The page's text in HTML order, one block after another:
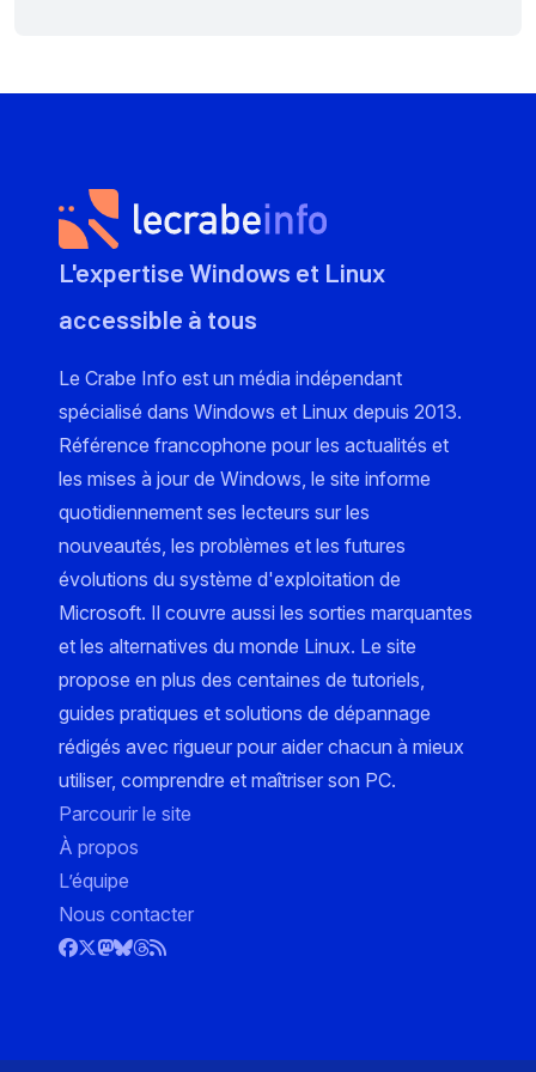
L'expertise Windows et Linux
accessible à tous
Le Crabe Info est un média indépendant
spécialisé dans Windows et Linux depuis 2013.
Référence francophone pour les actualités et
les mises à jour de Windows, le site informe
quotidiennement ses lecteurs sur les
nouveautés, les problèmes et les futures
évolutions du système d'exploitation de
Microsoft. Il couvre aussi les sorties marquantes
et les alternatives du monde Linux. Le site
propose en plus des centaines de tutoriels,
guides pratiques et solutions de dépannage
rédigés avec rigueur pour aider chacun à mieux
utiliser, comprendre et maîtriser son PC.
Parcourir le site
À propos
L’équipe
Nous contacter